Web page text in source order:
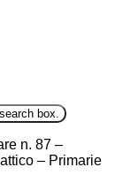
box.
n. 87 –
– Primarie